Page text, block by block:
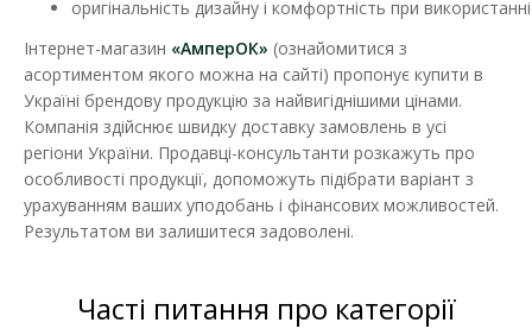
Вимикач Schneider Asfora алюміній 1кл
Наявність: В наявності
Відправка до 5 робочих днів
Електричний вимикач Schneider Electric Asfora EPH0100161
175.98 грн
оригінальність дизайну і комфортність при використанні
Інтернет-магазин «АмперОК» (ознайомитися з
асортиментом якого можна на сайті) пропонує купити в
Україні брендову продукцію за найвигіднішими цінами.
Компанія здійснює швидку доставку замовлень в усі
регіони України. Продавці-консультанти розкажуть про
особливості продукції, допоможуть підібрати варіант з
урахуванням ваших уподобань і фінансових можливостей.
Результатом ви залишитеся задоволені.
Часті питання про категорії